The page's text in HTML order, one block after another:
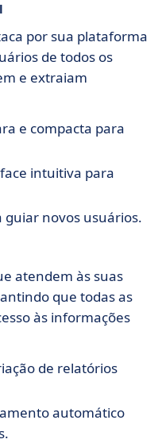
por sua plataforma
de todos os
e extraiam
e compacta para
intuitiva para
novos usuários.
atendem às suas
que todas as
às informações
de relatórios
automático